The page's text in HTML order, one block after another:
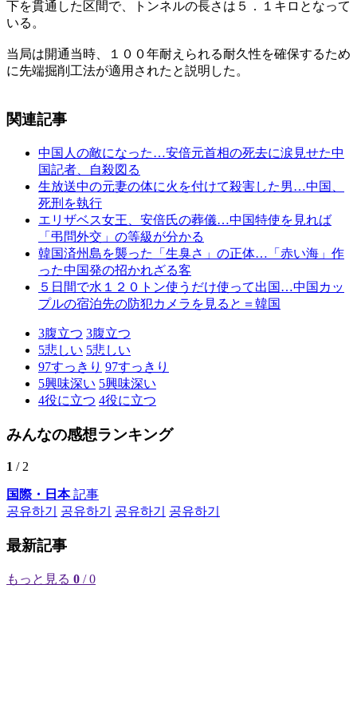
下を貫通した区間で、トンネルの長さは５．１キロとなって
いる。
当局は開通当時、１００年耐えられる耐久性を確保するため
に先端掘削工法が適用されたと説明した。
関連記事
中国人の敵になった…安倍元首相の死去に涙見せた中
国記者、自殺図る
生放送中の元妻の体に火を付けて殺害した男…中国、
死刑を執行
エリザベス女王、安倍氏の葬儀…中国特使を見れば
「弔問外交」の等級が分かる
韓国済州島を襲った「生臭さ」の正体…「赤い海」作
った中国発の招かれざる客
５日間で水１２０トン使うだけ使って出国…中国カッ
プルの宿泊先の防犯カメラを見ると＝韓国
3腹立つ 3腹立つ
5悲しい 5悲しい
97すっきり 97すっきり
5興味深い 5興味深い
4役に立つ 4役に立つ
みんなの感想ランキング
1 / 2
国際・日本記事
공유하기
공유하기 공유하기 공유하기
最新記事
もっと見る 0 / 0